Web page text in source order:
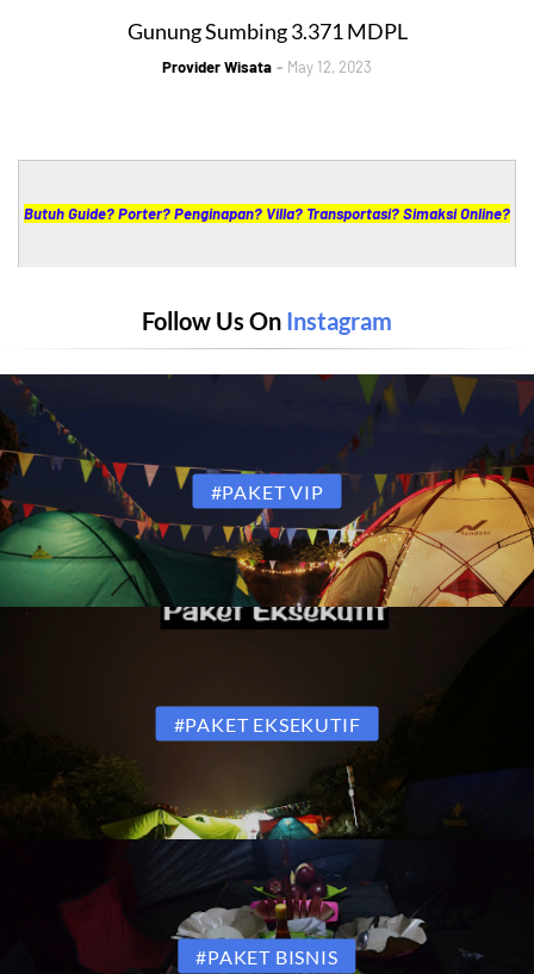
Gunung Sumbing 3.371 MDPL
Provider Wisata May 12, 2023
Butuh Guide? Porter? Penginapan? Villa? Transportasi? Simaksi Online?
Hubungi +62 85 643 455 685
Follow Us On Instagram
#PAKET VIP
#PAKET EKSEKUTIF
#PAKET BISNIS